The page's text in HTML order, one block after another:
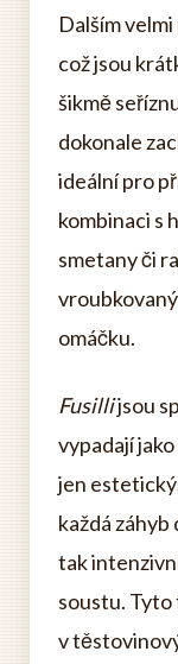
Dalším
což jsou
šikmě
dokonale
ideální pro
kombinaci s
smetany či
omáčku.
Fusillijsou
vypadají
jen
každá
tak
soustu.
v